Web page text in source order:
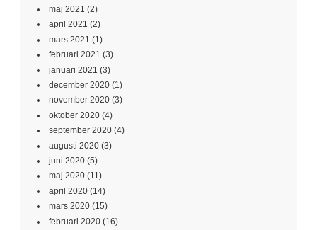
maj 2021 (2)
april 2021 (2)
mars 2021 (1)
februari 2021 (3)
januari 2021 (3)
december 2020 (1)
november 2020 (3)
oktober 2020 (4)
september 2020 (4)
augusti 2020 (3)
juni 2020 (5)
maj 2020 (11)
april 2020 (14)
mars 2020 (15)
februari 2020 (16)